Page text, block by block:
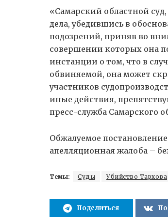
«Самарский областной
дела, убедившись в
подозрений, приняв во
совершении которых она
инстанции о том, что в
обвиняемой, она может
участников
иные действия,
пресс-служба Самарского
Обжалуемое
апелляционная жалоба –
Темы: Суды Убийство Тархова
Поделиться